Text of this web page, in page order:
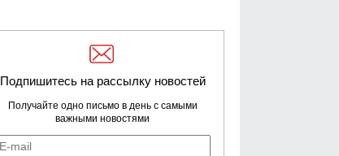
Подпишитесь на рассылку новостей
Получайте одно письмо в день с самыми
важными новостями